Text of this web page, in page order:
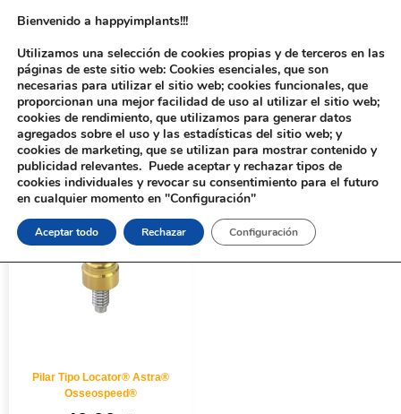
Inicio/ Productos etiquetados “537S”
Pilar Tipo Locator® Astra®
Osseospeed®
Bienvenido a happyimplants!!!
Utilizamos una selección de cookies propias y de terceros en las
páginas de este sitio web: Cookies esenciales, que son
necesarias para utilizar el sitio web; cookies funcionales, que
proporcionan una mejor facilidad de uso al utilizar el sitio web;
cookies de rendimiento, que utilizamos para generar datos
agregados sobre el uso y las estadísticas del sitio web; y
cookies de marketing, que se utilizan para mostrar contenido y
publicidad relevantes. Puede aceptar y rechazar tipos de
cookies individuales y revocar su consentimiento para el futuro
en cualquier momento en "Configuración"
Aceptar todo Rechazar Configuración